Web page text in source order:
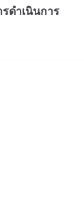
ดำเนินการ